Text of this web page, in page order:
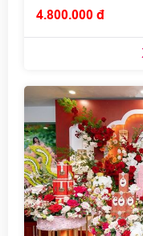
4.800.000 đ